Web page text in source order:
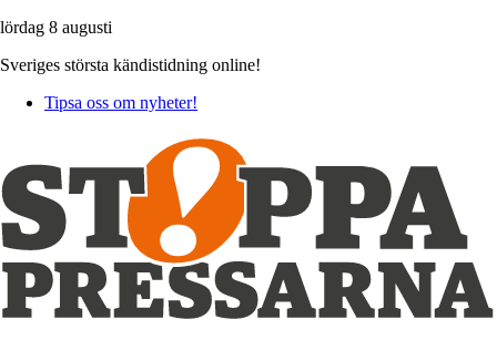
lördag 8 augusti
Sveriges största kändistidning online!
Tipsa oss om nyheter!